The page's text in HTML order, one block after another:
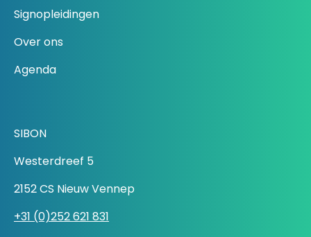
Signopleidingen
Over ons
Agenda
SIBON
Westerdreef 5
2152 CS Nieuw Vennep
+31 (0)252 621 831